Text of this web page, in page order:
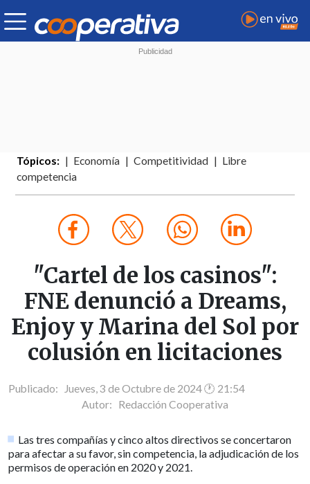
Tópicos: Economía Competitividad
Libre
competencia
"Cartel de los casinos":
FNE denunció a Dreams,
Enjoy y Marina del Sol por
colusión en licitaciones
Publicado: Jueves, 3 de Octubre de 2024 🕐 21:54
Autor: Redacción Cooperativa
Las tres compañías y cinco altos directivos se concertaron
para afectar a su favor, sin competencia, la adjudicación de los
permisos de operación en 2020 y 2021.